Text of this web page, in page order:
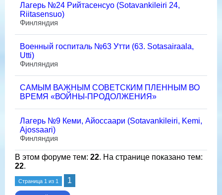
Лагерь №24 Рийтасенсуо (Sotavankileiri 24,
Riitasensuo)
Финляндия
Военный госпиталь №63 Утти (63. Sotasairaala,
Utti)
Финляндия
САМЫМ ВАЖНЫМ СОВЕТСКИМ ПЛЕННЫМ ВО
ВРЕМЯ «ВОЙНЫ-ПРОДОЛЖЕНИЯ»
Лагерь №9 Кеми, Айоссаари (Sotavankileiri, Kemi,
Ajossaari)
Финляндия
В этом форуме тем: 22. На странице показано тем:
22.
Страница 1 из 1 1